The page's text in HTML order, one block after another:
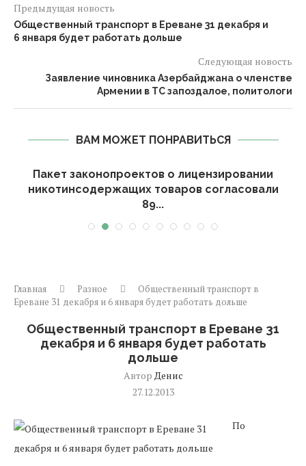
Предыдущая новость
Общественный транспорт в Ереване 31 декабря и
6 января будет работать дольше
Следующая новость
Заявление чиновника Азербайджана о членстве
Армении в ТС запоздалое, политологи
ВАМ МОЖЕТ ПОНРАВИТЬСЯ
Пакет законопроектов о лицензировании
никотинсодержащих товаров согласовали
89...
Главная Разное
Общественный транспорт в
Ереване 31 декабря и 6 января будет работать дольше
Общественный транспорт в Ереване 31
декабря и 6 января будет работать
дольше
Автор Денис
27.12.2013
По